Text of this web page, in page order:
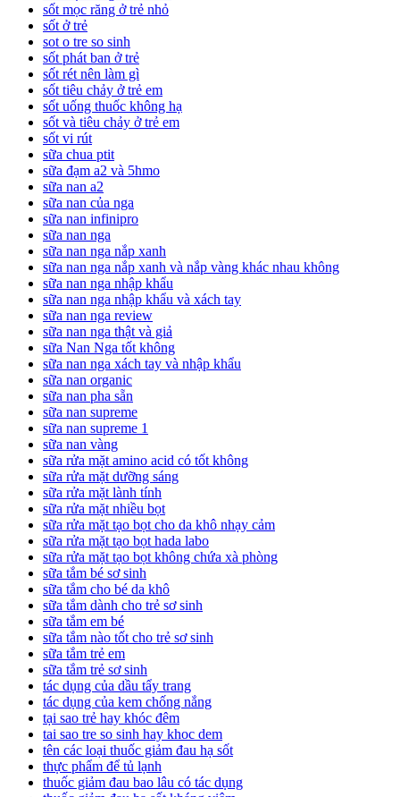
sốt mọc răng ở trẻ nhỏ
sốt ở trẻ
sot o tre so sinh
sốt phát ban ở trẻ
sốt rét nên làm gì
sốt tiêu chảy ở trẻ em
sốt uống thuốc không hạ
sốt và tiêu chảy ở trẻ em
sốt vi rút
sữa chua ptit
sữa đạm a2 và 5hmo
sữa nan a2
sữa nan của nga
sữa nan infinipro
sữa nan nga
sữa nan nga nắp xanh
sữa nan nga nắp xanh và nắp vàng khác nhau không
sữa nan nga nhập khẩu
sữa nan nga nhập khẩu và xách tay
sữa nan nga review
sữa nan nga thật và giả
sữa Nan Nga tốt không
sữa nan nga xách tay và nhập khẩu
sữa nan organic
sữa nan pha sẵn
sữa nan supreme
sữa nan supreme 1
sữa nan vàng
sữa rửa mặt amino acid có tốt không
sữa rửa mặt dưỡng sáng
sữa rửa mặt lành tính
sữa rửa mặt nhiều bọt
sữa rửa mặt tạo bọt cho da khô nhạy cảm
sữa rửa mặt tạo bọt hada labo
sữa rửa mặt tạo bọt không chứa xà phòng
sữa tắm bé sơ sinh
sữa tắm cho bé da khô
sữa tắm dành cho trẻ sơ sinh
sữa tắm em bé
sữa tắm nào tốt cho trẻ sơ sinh
sữa tắm trẻ em
sữa tắm trẻ sơ sinh
tác dụng của dầu tẩy trang
tác dụng của kem chống nắng
tại sao trẻ hay khóc đêm
tai sao tre so sinh hay khoc dem
tên các loại thuốc giảm đau hạ sốt
thực phẩm để tủ lạnh
thuốc giảm đau bao lâu có tác dụng